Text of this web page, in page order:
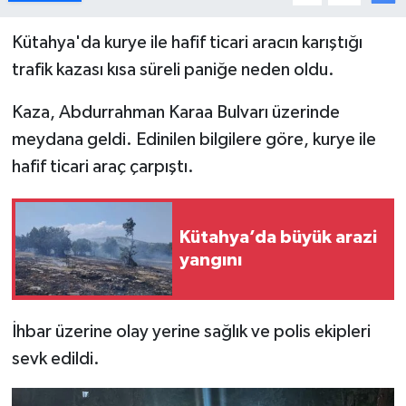
Kütahya'da kurye ile hafif ticari aracın karıştığı
trafik kazası kısa süreli paniğe neden oldu.
Kaza, Abdurrahman Karaa Bulvarı üzerinde
meydana geldi. Edinilen bilgilere göre, kurye ile
hafif ticari araç çarpıştı.
Kütahya’da büyük arazi
yangını
İhbar üzerine olay yerine sağlık ve polis ekipleri
sevk edildi.
Gündem
Hisarcık
İlçeler
Kültür Sanat
Kütahya
Otomobil